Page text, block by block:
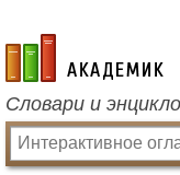
academic.ru
Словари и